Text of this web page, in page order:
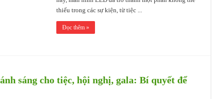
thiếu trong các sự kiện, từ tiệc ...
Đọc thêm »
sáng cho tiệc, hội nghị, gala: Bí quyết để